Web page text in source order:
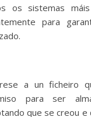
os sistemas
para
a un ficheiro
para ser
que se creou e